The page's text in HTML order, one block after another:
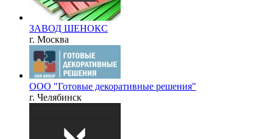
ЗАВОД ШЕНОКС
г. Москва
ООО "Готовые декоративные решения"
г. Челябинск